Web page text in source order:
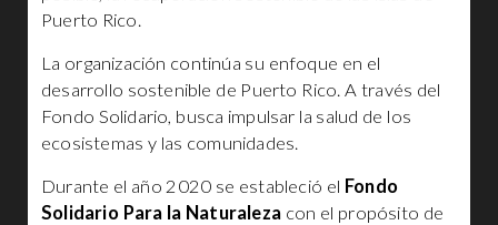
Puerto Rico.
La organización continúa su enfoque en el
desarrollo sostenible de Puerto Rico. A través del
Fondo Solidario, busca impulsar la salud de los
ecosistemas y las comunidades.
Durante el año 2020 se estableció el Fondo
Solidario Para la Naturaleza con el propósito de